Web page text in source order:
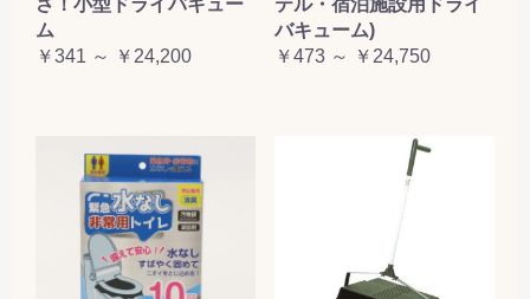
さ！小型ドライバキュー
ム
￥341 ～ ￥24,200
テル・宿泊施設用ドライ
バキューム)
￥473 ～ ￥24,750